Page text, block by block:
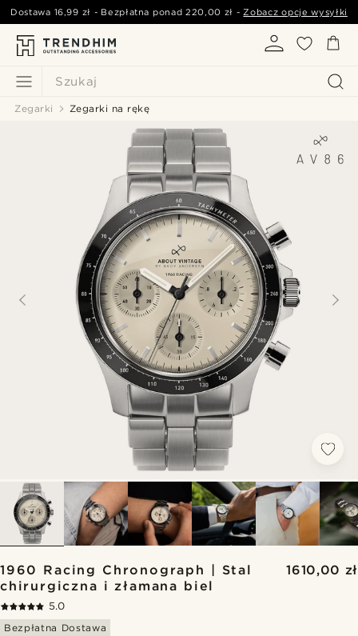
Szukaj
Dostawa 16,99 zł - Bezpłatna ponad220,00 zł -Zobacz opcje wysyłki
Zegarki Zegarki na rękę
1960 Racing Chronograph | Stal
chirurgiczna i złamana biel
1610,00 zł
5.0
Bezpłatna Dostawa